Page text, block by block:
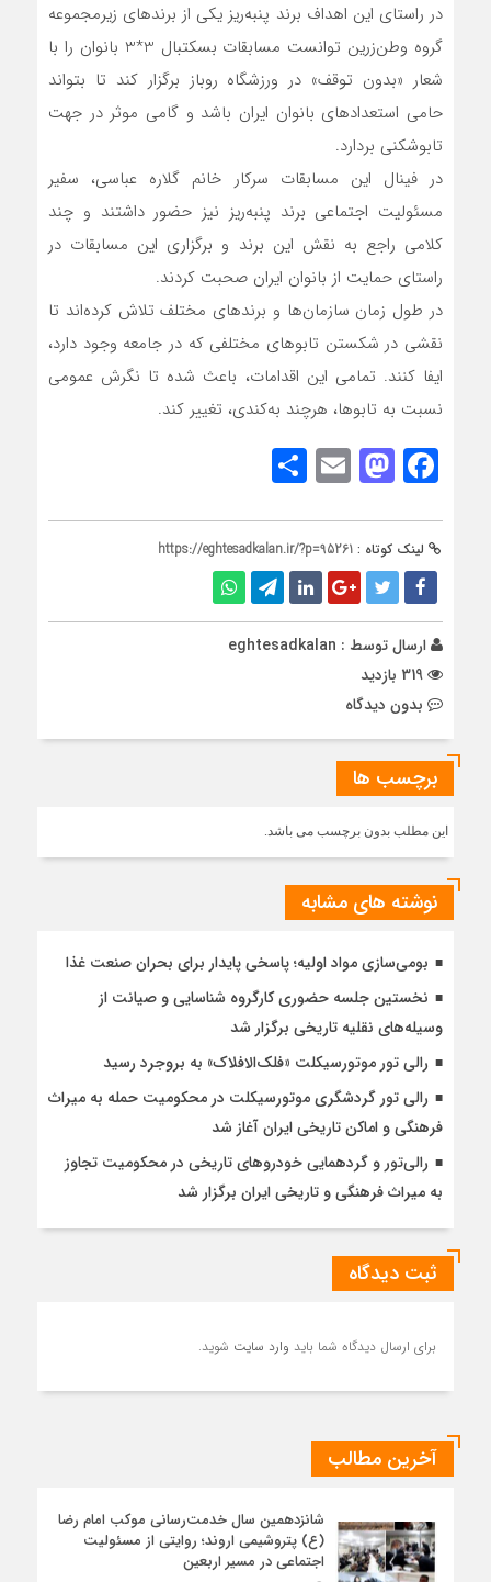
در راستای این اهداف برند پنبه‌ریز یکی از برندهای زیرمجموعه
گروه وطن‌زرین توانست مسابقات بسکتبال 3*3 بانوان را با
شعار «بدون توقف» در ورزشگاه روباز برگزار کند تا بتواند
حامی استعدادهای بانوان ایران باشد و گامی موثر در جهت
تابوشکنی بردارد.
در فینال این مسابقات سرکار خانم گلاره عباسی، سفیر
مسئولیت اجتماعی برند پنبه‌ریز نیز حضور داشتند و چند
کلامی راجع به نقش این برند و برگزاری این مسابقات در
راستای حمایت از بانوان ایران صحبت کردند.
در طول زمان سازمان‌ها و برندهای مختلف تلاش کرده‌اند تا
نقشی در شکستن تابوهای مختلفی که در جامعه وجود دارد،
ایفا کنند. تمامی این اقدامات، باعث شده تا نگرش عمومی
نسبت به تابوها، هرچند به‌کندی، تغییر کند.
Facebook
Mastodon
Email
لینک کوتاه : https://eghtesadkalan.ir/?p=95261
ارسال توسط : eghtesadkalan
بدون دیدگاه
برچسب ها
این مطلب بدون برچسب می باشد.
نوشته های مشابه
بومی‌سازی مواد اولیه؛ پاسخی پایدار برای بحران صنعت غذا
نخستین جلسه حضوری کارگروه شناسایی و صیانت از
وسیله‌های نقلیه تاریخی برگزار شد
رالی تور موتورسیکلت «فلک‌الافلاک» به بروجرد رسید
رالی تور گردشگری موتورسیکلت در محکومیت حمله به میراث
فرهنگی و اماکن تاریخی ایران آغاز شد
رالی‌تور و گردهمایی خودروهای تاریخی در محکومیت تجاوز
به میراث فرهنگی و تاریخی ایران برگزار شد
ثبت دیدگاه
برای ارسال دیدگاه شما باید وارد سایت شوید.
آخرین مطالب
شانزدهمین سال خدمت‌رسانی موکب امام رضا
(ع) پتروشیمی اروند؛ روایتی از مسئولیت
اجتماعی در مسیر اربعین